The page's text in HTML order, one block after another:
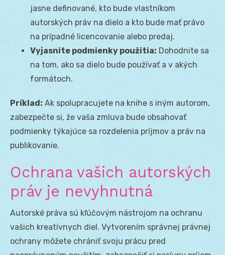
jasne definované, kto bude vlastníkom
autorských práv na dielo a kto bude mať právo
na prípadné licencovanie alebo predaj.
Vyjasnite podmienky použitia: Dohodnite sa
na tom, ako sa dielo bude používať a v akých
formátoch.
Príklad: Ak spolupracujete na knihe s iným autorom,
zabezpečte si, že vaša zmluva bude obsahovať
podmienky týkajúce sa rozdelenia príjmov a práv na
publikovanie.
Ochrana vašich autorských
práv je nevyhnutná
Autorské práva sú kľúčovým nástrojom na ochranu
vašich kreatívnych diel. Vytvorením správnej právnej
ochrany môžete chrániť svoju prácu pred